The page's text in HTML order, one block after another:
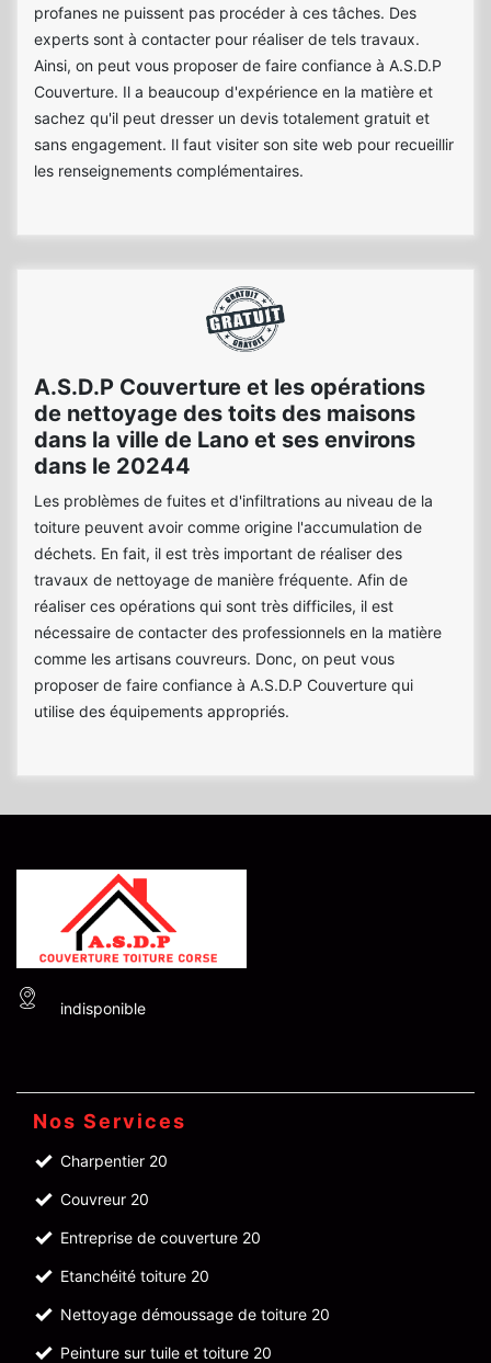
profanes ne puissent pas procéder à ces tâches. Des
experts sont à contacter pour réaliser de tels travaux.
Ainsi, on peut vous proposer de faire confiance à A.S.D.P
Couverture. Il a beaucoup d'expérience en la matière et
sachez qu'il peut dresser un devis totalement gratuit et
sans engagement. Il faut visiter son site web pour recueillir
les renseignements complémentaires.
A.S.D.P Couverture et les opérations
de nettoyage des toits des maisons
dans la ville de Lano et ses environs
dans le 20244
Les problèmes de fuites et d'infiltrations au niveau de la
toiture peuvent avoir comme origine l'accumulation de
déchets. En fait, il est très important de réaliser des
travaux de nettoyage de manière fréquente. Afin de
réaliser ces opérations qui sont très difficiles, il est
nécessaire de contacter des professionnels en la matière
comme les artisans couvreurs. Donc, on peut vous
proposer de faire confiance à A.S.D.P Couverture qui
utilise des équipements appropriés.
indisponible
Nos Services
Charpentier 20
Couvreur 20
Entreprise de couverture 20
Etanchéité toiture 20
Nettoyage démoussage de toiture 20
Peinture sur tuile et toiture 20